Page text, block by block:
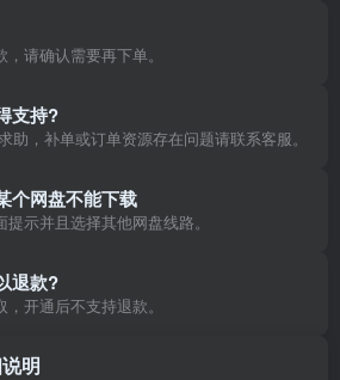
请确认需要再下单。
支持?
助，补单或订单资源存在问题请联系客服。
个网盘不能下载
示并且选择其他网盘线路。
退款?
开通后不支持退款。
明